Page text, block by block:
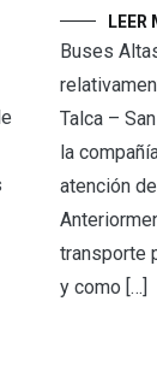
LEER
Buses
Talca –
la
atención
transporte
y como […]